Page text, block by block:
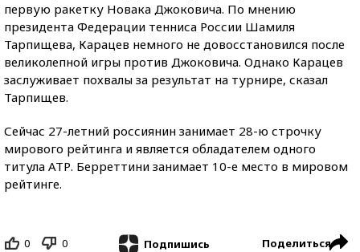
первую ракетку Новака Джоковича. По мнению
президента Федерации тенниса России Шамиля
Тарпищева, Карацев немного не довосстановился после
великолепной игры против Джоковича. Однако Карацев
заслуживает похвалы за результат на турнире, сказал
Тарпищев.
Сейчас 27-летний россиянин занимает 28-ю строчку
мирового рейтинга и является обладателем одного
титула АТР. Берреттини занимает 10-е место в мировом
рейтинге.
0 0 Подпишись Поделиться